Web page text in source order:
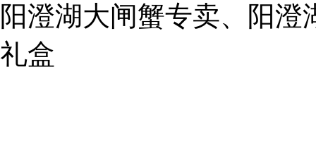
1019225591
阳澄湖大闸蟹专卖、阳
礼盒